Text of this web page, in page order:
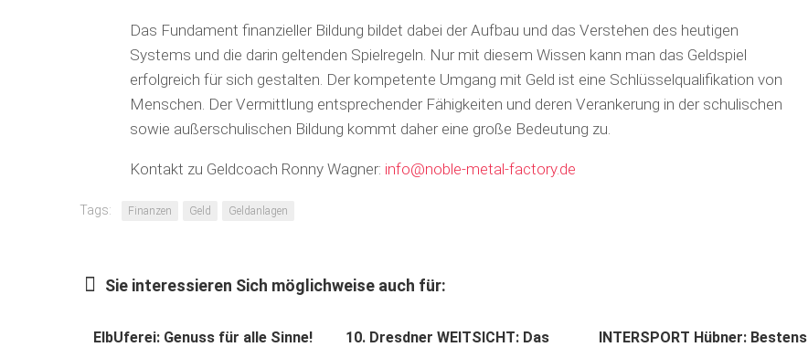
Das Fundament finanzieller Bildung bildet dabei der Aufbau und das Verstehen des heutigen
Systems und die darin geltenden Spielregeln. Nur mit diesem Wissen kann man das Geldspiel
erfolgreich für sich gestalten. Der kompetente Umgang mit Geld ist eine Schlüsselqualifikation von
Menschen. Der Vermittlung entsprechender Fähigkeiten und deren Verankerung in der schulischen
sowie außerschulischen Bildung kommt daher eine große Bedeutung zu.
Kontakt zu Geldcoach Ronny Wagner: info@noble-metal-factory.de
Tags: Finanzen Geld Geldanlagen
Sie interessieren Sich möglichweise auch für:
ElbUferei: Genuss für alle Sinne!
10. Dresdner WEITSICHT: Das
INTERSPORT Hübner: Bestens